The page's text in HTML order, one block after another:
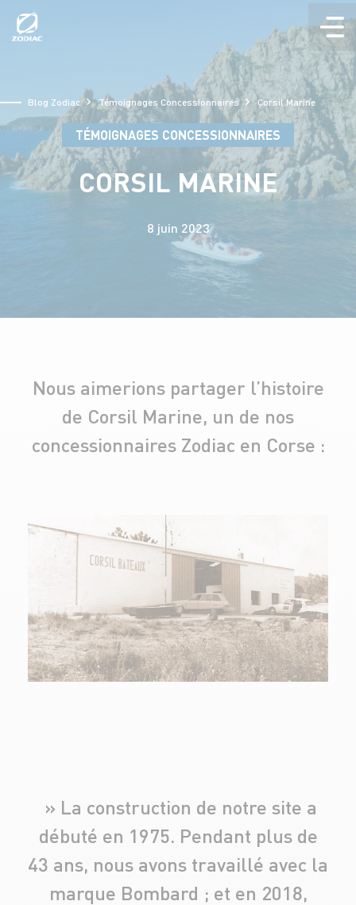
contenu
Blog Zodiac Témoignages Concessionnaires Corsil Marine
TÉMOIGNAGES CONCESSIONNAIRES
CORSIL MARINE
8 juin 2023
Nous aimerions partager l’histoire
de Corsil Marine, un de nos
concessionnaires Zodiac en Corse :
» La construction de notre site a
débuté en 1975. Pendant plus de
43 ans, nous avons travaillé avec la
marque Bombard ; et en 2018,